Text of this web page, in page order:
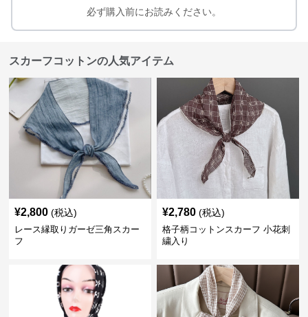
必ず購入前にお読みください。
スカーフコットンの人気アイテム
¥2,800 (税込)
レース縁取りガーゼ三角スカー
フ
¥2,780 (税込)
格子柄コットンスカーフ 小花刺
繍入り